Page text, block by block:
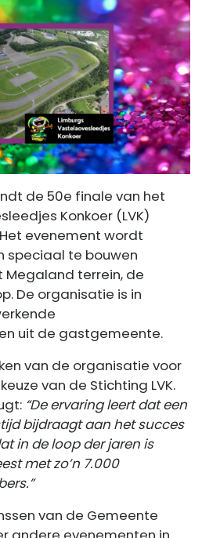
de 50e finale van het
Konkoer (LVK)
evenement wordt
speciaal te bouwen
terrein, de
De organisatie is in
uit de gastgemeente.
van de organisatie voor
van de Stichting LVK.
“De ervaring leert dat een
bijdraagt aan het succes
in de loop der jaren is
met zo’n 7.000
van de Gemeente